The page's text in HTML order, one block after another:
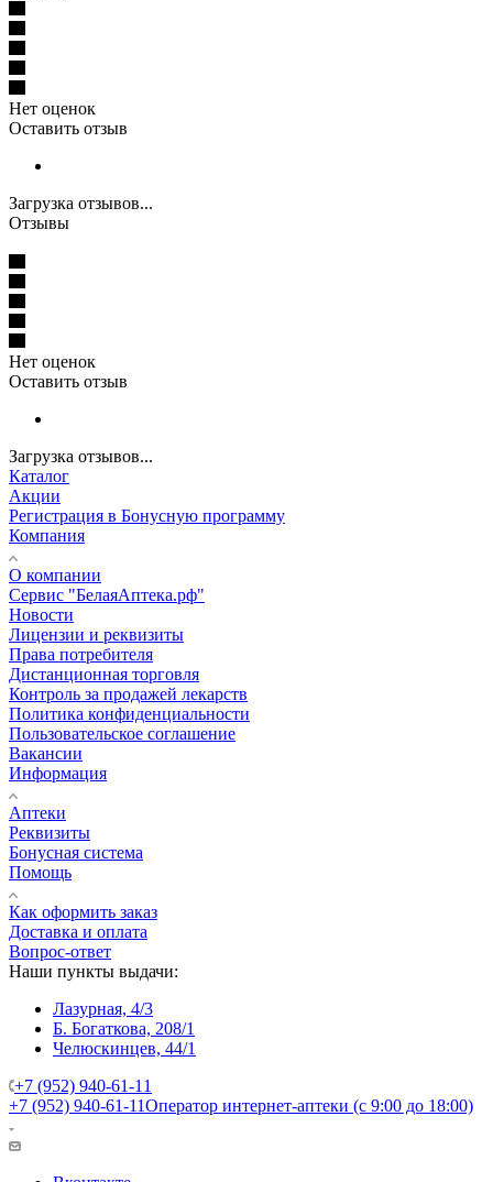
Нет оценок
Оставить отзыв
Загрузка отзывов...
Отзывы
Нет оценок
Оставить отзыв
Загрузка отзывов...
Каталог
Акции
Регистрация в Бонусную программу
Компания
О компании
Сервис "БелаяАптека.рф"
Новости
Лицензии и реквизиты
Права потребителя
Дистанционная торговля
Контроль за продажей лекарств
Политика конфиденциальности
Пользовательское соглашение
Вакансии
Информация
Аптеки
Реквизиты
Бонусная система
Помощь
Как оформить заказ
Доставка и оплата
Вопрос-ответ
Наши пункты выдачи:
Лазурная, 4/3
Б. Богаткова, 208/1
Челюскинцев, 44/1
+7 (952) 940-61-11
+7 (952) 940-61-11Оператор интернет-аптеки (с 9:00 до 18:00)